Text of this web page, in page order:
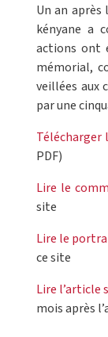
Un an après
kényane a
actions ont
mémorial,
veillées aux
par une
Télécharger
PDF)
Lire le
site
Lire le
ce site
Lire l’article
mois après